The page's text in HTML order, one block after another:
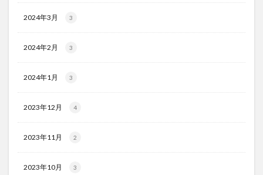
2024年3月 3
2024年2月 3
2024年1月 3
2023年12月 4
2023年11月 2
2023年10月 3